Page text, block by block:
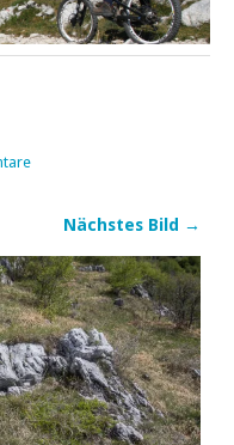
Nächstes Bild →